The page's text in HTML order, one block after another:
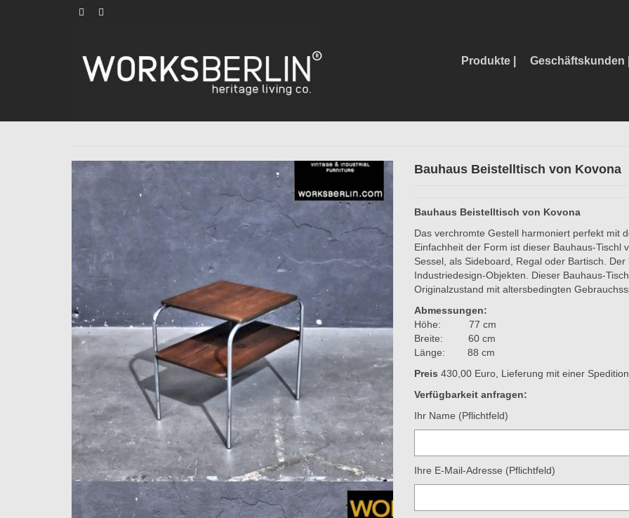
Produkte | Geschäftskunden |
Bauhaus Beistelltisch von Kovona
Bauhaus Beistelltisch von Kovona
Das verchromte Gestell harmoniert perfekt mit
Einfachheit der Form ist dieser Bauhaus-Tischl
Sessel, als Sideboard, Regal oder Bartisch.
Industriedesign-Objekten. Dieser Bauhaus-
Originalzustand mit altersbedingten
Abmessungen:
Höhe: 77 cm
Breite: 60 cm
Länge: 88 cm
Preis 430,00 Euro, Lieferung mit einer
Verfügbarkeit anfragen:
Ihr Name (Pflichtfeld)
Ihre E-Mail-Adresse (Pflichtfeld)